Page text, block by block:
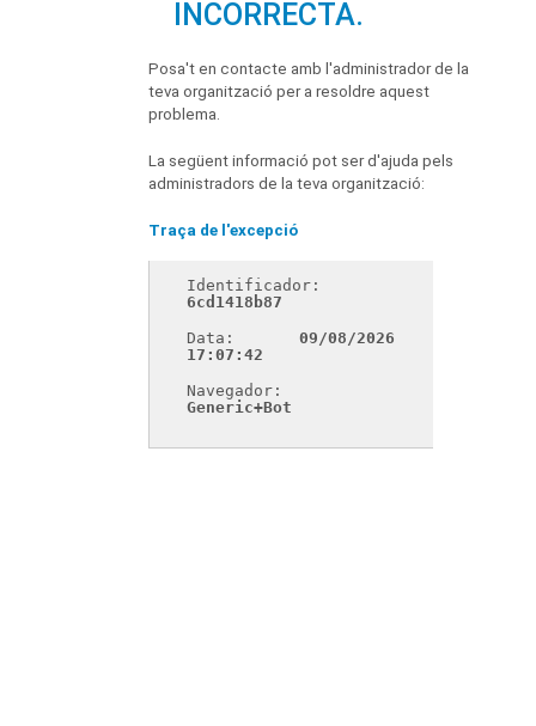
INCORRECTA.
Posa't en contacte amb l'administrador de la
teva organització per a resoldre aquest
problema.
La següent informació pot ser d'ajuda pels
administradors de la teva organització:
Traça de l'excepció
6cd1418b87
Data:
09/08/2026
17:07:42
Generic+Bot